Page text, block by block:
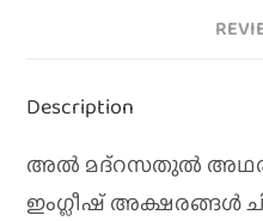
Description
അല്‍ മദ്‌റസതുല്‍
ഇംഗ്ലീഷ്‌ അക്ഷരങ്ങള്‍